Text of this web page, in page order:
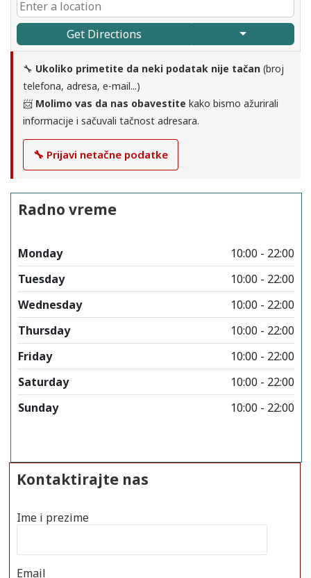
Get Directions
🔧 Ukoliko primetite da neki podatak nije tačan (broj
telefona, adresa, e-mail...)
📨 Molimo vas da nas obavestite kako bismo ažurirali
informacije i sačuvali tačnost adresara.
🔧 Prijavi netačne podatke
Radno vreme
Monday
10:00 - 22:00
Tuesday
10:00 - 22:00
Wednesday
10:00 - 22:00
Thursday
10:00 - 22:00
Friday
10:00 - 22:00
Saturday
10:00 - 22:00
Sunday
10:00 - 22:00
Kontaktirajte nas
Ime i prezime
Email